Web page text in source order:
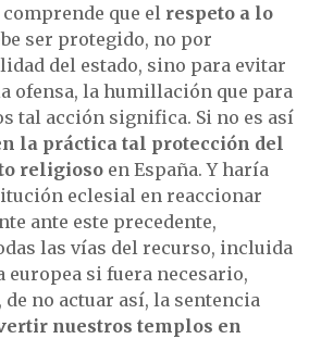
que el respeto a lo
ser protegido, no por
del estado, sino para evitar
ofensa, la humillación que para
tal acción significa. Si no es así
la práctica tal protección del
religioso en España. Y haría
eclesial en reaccionar
ante este precedente,
las vías del recurso, incluida
europea si fuera necesario,
de no actuar así, la sentencia
nuestros templos en